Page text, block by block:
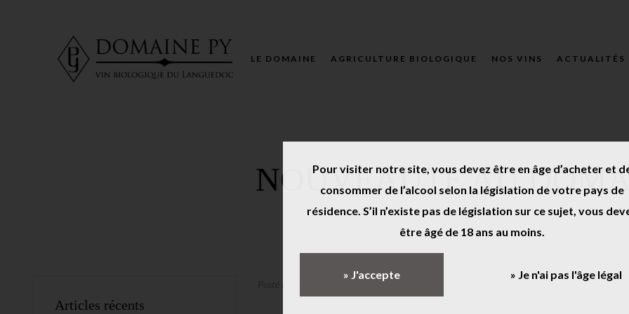
Pour visiter notre site, vous devez être en âge d’acheter et
consommer de l’alcool selon la législation de votre pays de
résidence. S’il n’existe pas de législation sur ce sujet, vous
être âgé de 18 ans au moins.
» J'accepte » Je n'ai pas l'âge légal
LE DOMAINE AGRICULTURE BIOLOGIQUE NOS VINS ACTUALITÉS
NOUVEAUTE AU
actualités
Articles récents